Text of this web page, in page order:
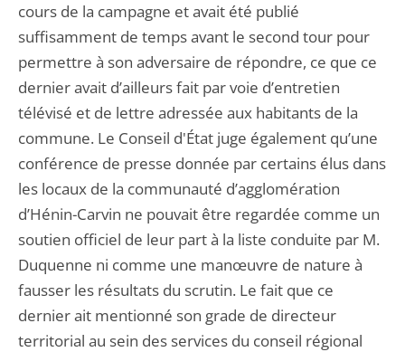
cours de la campagne et avait été publié
suffisamment de temps avant le second tour pour
permettre à son adversaire de répondre, ce que ce
dernier avait d’ailleurs fait par voie d’entretien
télévisé et de lettre adressée aux habitants de la
commune. Le Conseil d'État juge également qu’une
conférence de presse donnée par certains élus dans
les locaux de la communauté d’agglomération
d’Hénin-Carvin ne pouvait être regardée comme un
soutien officiel de leur part à la liste conduite par M.
Duquenne ni comme une manœuvre de nature à
fausser les résultats du scrutin. Le fait que ce
dernier ait mentionné son grade de directeur
territorial au sein des services du conseil régional